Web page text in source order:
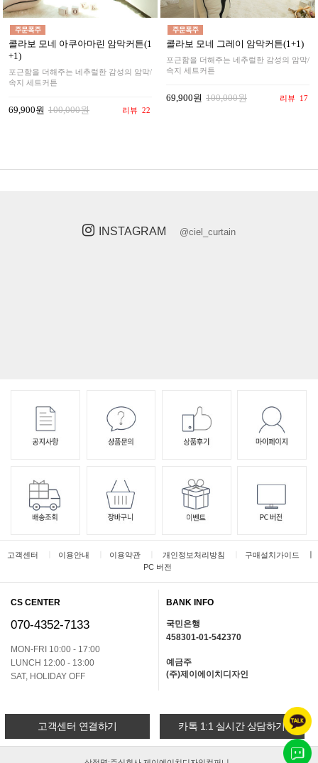
콜라보 모네 아쿠아마린 암막커튼(1
+1)
포근함을 더해주는 네추럴한 감성의 암막/
속지 세트커튼
69,900원 100,000원 리뷰 22
콜라보 모네 그레이 암막커튼(1+1)
포근함을 더해주는 네추럴한 감성의 암막/
속지 세트커튼
69,900원 100,000원 리뷰 17
INSTAGRAM @ciel_curtain
고객센터 이용안내 이용약관 개인정보처리방침 구매설치가이드
PC 버전
CS CENTER
070-4352-7133
MON-FRI 10:00 - 17:00
LUNCH 12:00 - 13:00
SAT, HOLIDAY OFF
BANK INFO
국민은행
458301-01-542370
예금주
(주)제이에이치디자인
고객센터 연결하기 카톡 1:1 실시간 상담하기